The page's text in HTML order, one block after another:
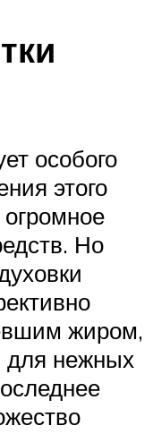
особого
этого
Но
жиром,
для нежных